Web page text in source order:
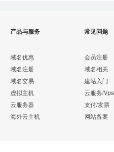
产品与服务
域名优惠
域名注册
域名交易
虚拟主机
云服务器
海外云主机
常见问题
会员注册
域名相关
建站入门
云服务/Vps
支付/发票
网站备案